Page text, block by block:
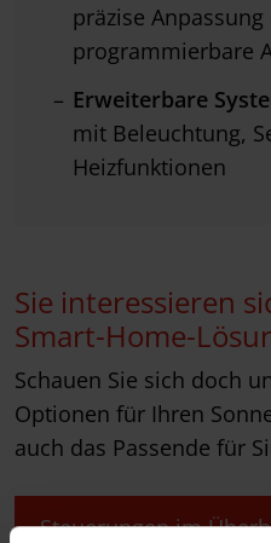
präzise
programmierbare
Erweiterbare
mit Beleuchtung,
Heizfunktionen
Sie interessieren
Smart-Home-
Schauen Sie sich doch
Optionen für Ihren
auch das Passende für
Steuerungen im